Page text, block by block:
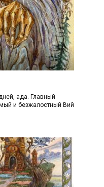
ада. Главный
и безжалостный Вий